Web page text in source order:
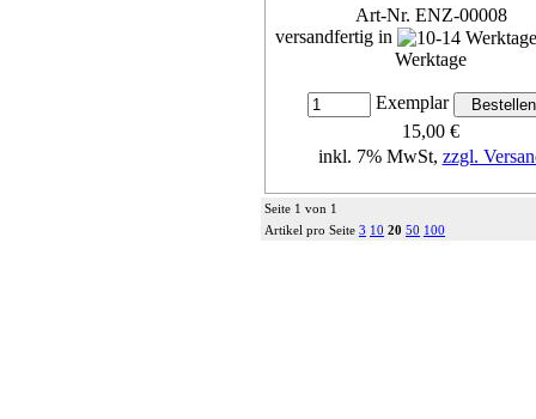
Art-Nr. ENZ-00008
versandfertig in
Werktage
Exemplar
15,00 €
inkl. 7% MwSt, zzgl.
Details...
Seite 1 von 1
Artikel pro Seite 3 10 20 50 100